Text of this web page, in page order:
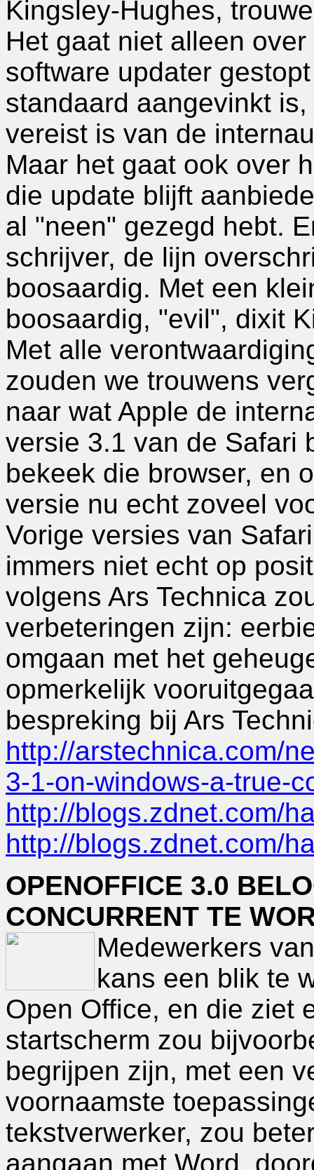
Kingsley-Hughes,
Het gaat niet alleen
software updater
standaard aangevinkt
vereist is van de
Maar het gaat ook over
die update blijft
al "neen" gezegd hebt.
schrijver, de lijn
boosaardig. Met een
boosaardig, "evil", dixit
Met alle
zouden we trouwens
naar wat Apple de
versie 3.1 van de Safari
bekeek die browser, en
versie nu echt zoveel
Vorige versies van
immers niet echt op
volgens Ars Technica
verbeteringen zijn:
omgaan met het
opmerkelijk
bespreking bij Ars
http://arstechnica.com/
3-1-on-windows-a-true-
http://blogs.zdnet.com/
http://blogs.zdnet.com/
OPENOFFICE 3.0
CONCURRENT TE
Medewerkers
kans een blik te
Open Office, en die ziet
startscherm zou
begrijpen zijn, met een
voornaamste
tekstverwerker, zou
aangaan met Word,